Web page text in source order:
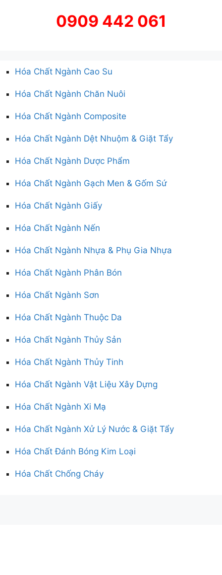
0909 442 061
Hóa Chất Ngành Cao Su
Hóa Chất Ngành Chăn Nuôi
Hóa Chất Ngành Composite
Hóa Chất Ngành Dệt Nhuộm & Giặt Tẩy
Hóa Chất Ngành Dược Phẩm
Hóa Chất Ngành Gạch Men & Gốm Sứ
Hóa Chất Ngành Giấy
Hóa Chất Ngành Nến
Hóa Chất Ngành Nhựa & Phụ Gia Nhựa
Hóa Chất Ngành Phân Bón
Hóa Chất Ngành Sơn
Hóa Chất Ngành Thuộc Da
Hóa Chất Ngành Thủy Sản
Hóa Chất Ngành Thủy Tinh
Hóa Chất Ngành Vật Liệu Xây Dựng
Hóa Chất Ngành Xi Mạ
Hóa Chất Ngành Xử Lý Nước & Giặt Tẩy
Hóa Chất Đánh Bóng Kim Loại
Hóa Chất Chống Cháy